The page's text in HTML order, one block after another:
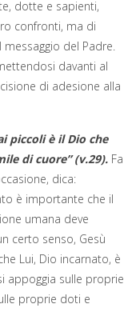
dotte e sapienti,
confronti, ma di
del Padre.
davanti al
di adesione alla
piccoli è il Dio che
di cuore” (v.29). Fa
dica:
è importante che il
umana deve
certo senso, Gesù
Lui, Dio incarnato, è
appoggia sulle proprie
proprie doti e